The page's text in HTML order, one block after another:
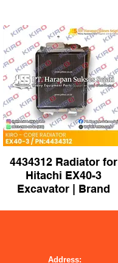
4434312 Radiator for
Hitachi EX40-3
Excavator | Brand
Address: